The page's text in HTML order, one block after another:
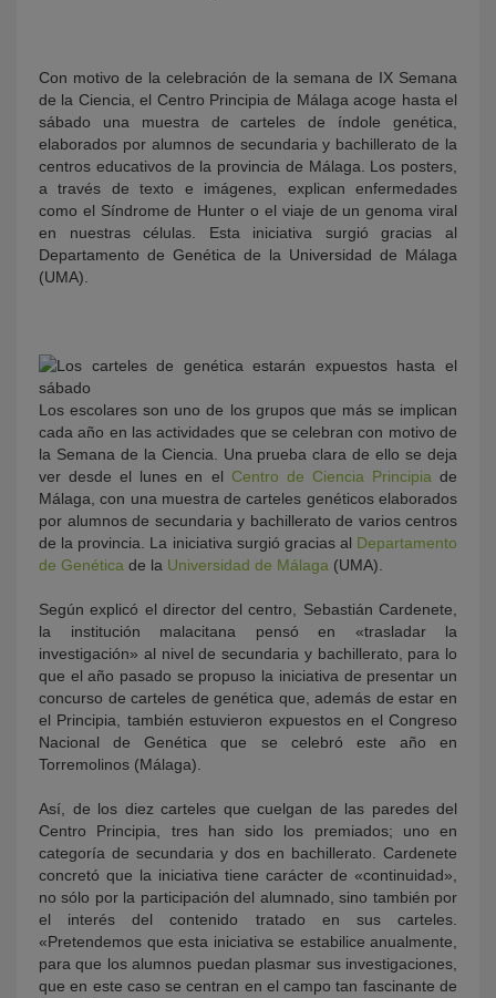
Con motivo de la celebración de la semana de IX Semana
de la Ciencia, el Centro Principia de Málaga acoge hasta el
sábado una muestra de carteles de índole genética,
elaborados por alumnos de secundaria y bachillerato de la
centros educativos de la provincia de Málaga. Los posters,
a través de texto e imágenes, explican enfermedades
como el Síndrome de Hunter o el viaje de un genoma viral
en nuestras células. Esta iniciativa surgió gracias al
Departamento de Genética de la Universidad de Málaga
(UMA).
Los escolares son uno de los grupos que más se implican
cada año en las actividades que se celebran con motivo de
la Semana de la Ciencia. Una prueba clara de ello se deja
ver desde el lunes en el Centro de Ciencia Principia de
Málaga, con una muestra de carteles genéticos elaborados
por alumnos de secundaria y bachillerato de varios centros
de la provincia. La iniciativa surgió gracias al Departamento
de Genética de la Universidad de Málaga (UMA).
Según explicó el director del centro, Sebastián Cardenete,
la institución malacitana pensó en «trasladar la
investigación» al nivel de secundaria y bachillerato, para lo
que el año pasado se propuso la iniciativa de presentar un
concurso de carteles de genética que, además de estar en
el Principia, también estuvieron expuestos en el Congreso
Nacional de Genética que se celebró este año en
Torremolinos (Málaga).
Así, de los diez carteles que cuelgan de las paredes del
Centro Principia, tres han sido los premiados; uno en
categoría de secundaria y dos en bachillerato. Cardenete
concretó que la iniciativa tiene carácter de «continuidad»,
no sólo por la participación del alumnado, sino también por
el interés del contenido tratado en sus carteles.
«Pretendemos que esta iniciativa se estabilice anualmente,
para que los alumnos puedan plasmar sus investigaciones,
que en este caso se centran en el campo tan fascinante de